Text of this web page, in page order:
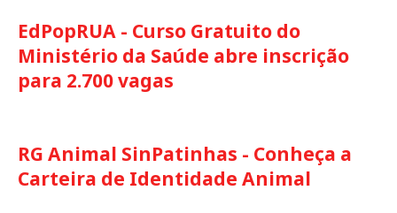
EdPopRUA - Curso Gratuito do
Ministério da Saúde abre inscrição
para 2.700 vagas
RG Animal SinPatinhas - Conheça a
Carteira de Identidade Animal